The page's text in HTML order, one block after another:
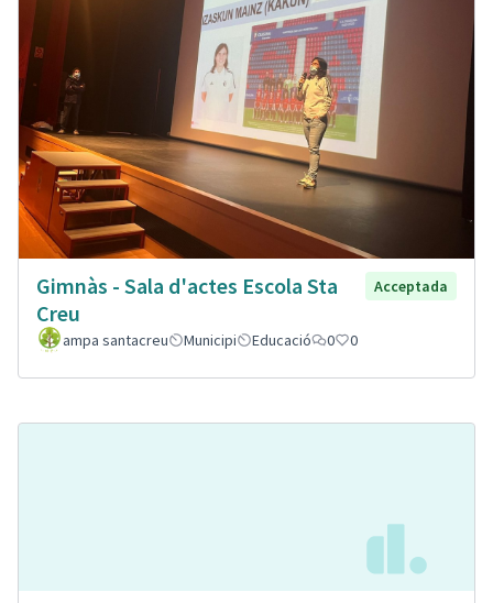
Gimnàs - Sala d'actes Escola Sta
Creu
Acceptada
ampa santacreu Municipi Educació 0 0